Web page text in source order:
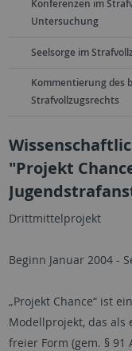
Konferenzen im
Untersuchung
Seelsorge im
Kommentierung des
Strafvollzugsrechts
"Projekt
Drittmittelprojekt
Beginn Januar 2004 -
„Projekt Chance“ ist
Modellprojekt, das als
freier Form (gem. § 91